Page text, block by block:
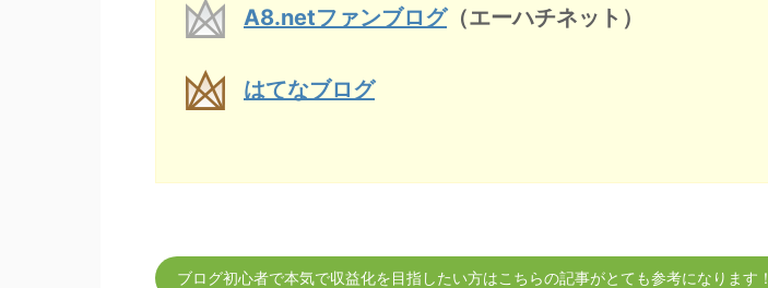
A8.netファンブログ（エーハチネット）
はてなブログ
ブログ初心者で本気で収益化を目指したい方はこちらの記事がとても参考になります！